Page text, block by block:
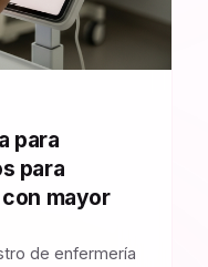
para
para
mayor
de enfermería